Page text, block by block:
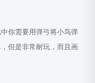
你需要用弹弓将小鸟弹
但是非常耐玩，而且画